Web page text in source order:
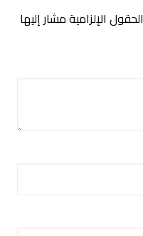
الحقول الإلزامية مشار إليها